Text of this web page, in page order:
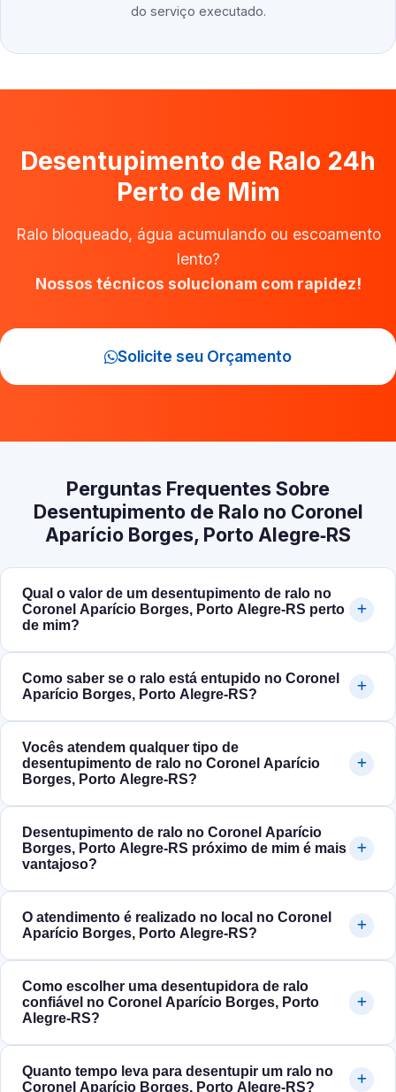
do serviço executado.
Desentupimento de Ralo 24h
Perto de Mim
Ralo bloqueado, água acumulando ou escoamento
lento?
Nossos técnicos solucionam com rapidez!
Solicite seu Orçamento
Perguntas Frequentes Sobre
Desentupimento de Ralo no Coronel
Aparício Borges, Porto Alegre‑RS
Qual o valor de um desentupimento de ralo no
Coronel Aparício Borges, Porto Alegre‑RS perto
de mim?
Como saber se o ralo está entupido no Coronel
Aparício Borges, Porto Alegre‑RS?
Vocês atendem qualquer tipo de
desentupimento de ralo no Coronel Aparício
Borges, Porto Alegre‑RS?
Desentupimento de ralo no Coronel Aparício
Borges, Porto Alegre‑RS próximo de mim é mais
vantajoso?
O atendimento é realizado no local no Coronel
Aparício Borges, Porto Alegre‑RS?
Como escolher uma desentupidora de ralo
confiável no Coronel Aparício Borges, Porto
Alegre‑RS?
Quanto tempo leva para desentupir um ralo no
Coronel Aparício Borges, Porto Alegre‑RS?